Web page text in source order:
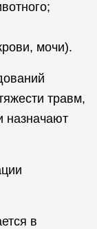
мочи).
травм,
назначают
в